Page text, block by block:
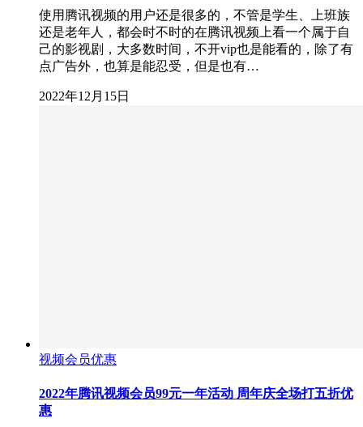
使用腾讯视频的用户还是很多的，不管是学生、上班族
还是老年人，都会时不时的在腾讯视频上看一个属于自
己的影视剧，大多数时间，不开vip也是能看的，除了有
点广告外，也算是能忍受，但是也有…
2022年12月15日
视频会员优惠
2022年腾讯视频会员99元一年活动 周年庆全场打五折优
惠